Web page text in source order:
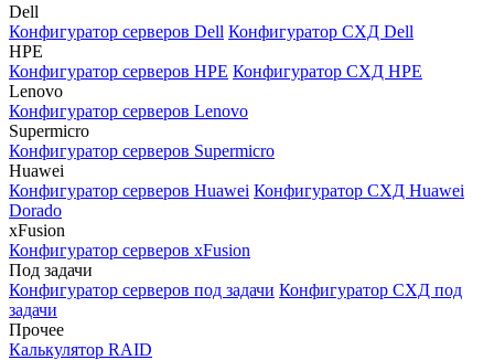
Dell
Конфигуратор серверов Dell Конфигуратор СХД Dell
HPE
Конфигуратор серверов HPE Конфигуратор СХД HPE
Lenovo
Конфигуратор серверов Lenovo
Supermicro
Конфигуратор серверов Supermicro
Huawei
Конфигуратор серверов Huawei Конфигуратор СХД Huawei
Dorado
xFusion
Конфигуратор серверов xFusion
Под задачи
Конфигуратор серверов под задачи Конфигуратор СХД под
задачи
Прочее
Калькулятор RAID